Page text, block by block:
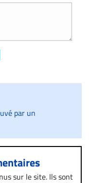
par un
sur le site. Ils sont